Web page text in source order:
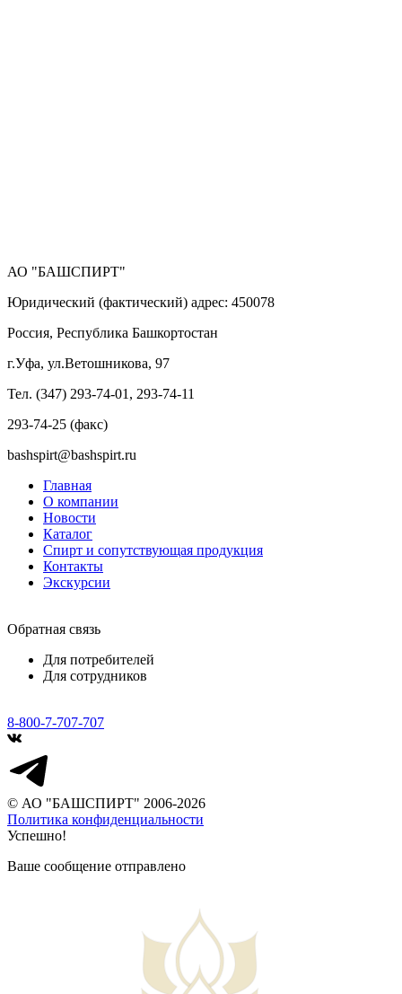
АО "БАШСПИРТ"
Юридический (фактический) адрес: 450078
Россия, Республика Башкортостан
г.Уфа, ул.Ветошникова, 97
Тел. (347) 293-74-01, 293-74-11
293-74-25 (факс)
bashspirt@bashspirt.ru
Главная
О компании
Новости
Каталог
Спирт и сопутствующая продукция
Контакты
Экскурсии
Обратная связь
Для потребителей
Для сотрудников
8-800-7-707-707
© АО "БАШСПИРТ" 2006-2026
Политика конфиденциальности
Успешно!
Ваше сообщение отправлено